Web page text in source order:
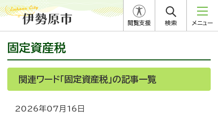
閲覧支援 検索 メニュー
固定資産税
関連ワード「固定資産税」の記事一覧
2026年07月16日